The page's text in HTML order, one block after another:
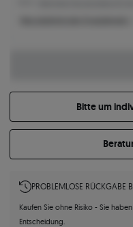
Bitte um
PROBLEMLOSE RÜCKGABE
Kaufen Sie ohne Risiko - Sie
Entscheidung.